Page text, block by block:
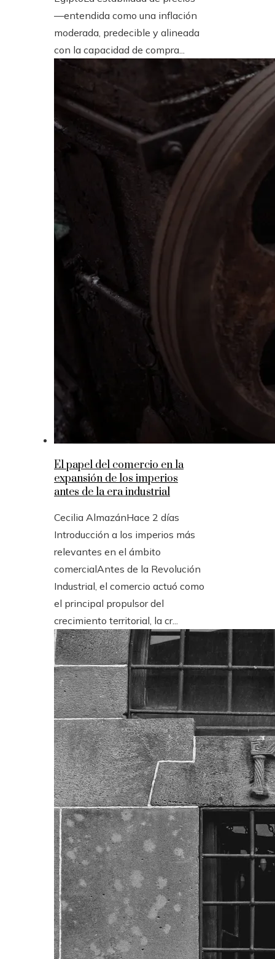
—entendida como una inflación
moderada, predecible y alineada
con la capacidad de compra...
El papel del comercio en la
expansión de los imperios
antes de la era industrial
Cecilia AlmazánHace 2 días
Introducción a los imperios más
relevantes en el ámbito
comercialAntes de la Revolución
Industrial, el comercio actuó como
el principal propulsor del
crecimiento territorial, la cr...